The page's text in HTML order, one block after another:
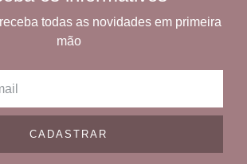
todas as novidades em primeira
mão
CADASTRAR